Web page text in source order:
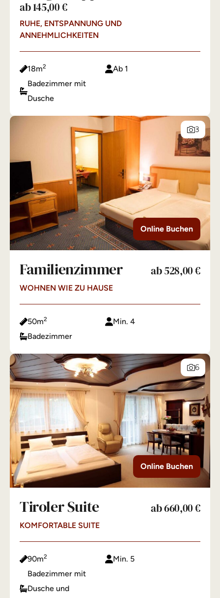
ab 145,00 €
RUHE, ENTSPANNUNG UND
ANNEHMLICHKEITEN
18m2
Ab 1
Badezimmer mit
Dusche
3
Online Buchen
Familienzimmer ab 528,00 €
WOHNEN WIE ZU HAUSE
50m2
Min. 4
Badezimmer
6
Online Buchen
Tiroler Suite ab 660,00 €
KOMFORTABLE SUITE
90m2
Min. 5
Badezimmer mit
Dusche und